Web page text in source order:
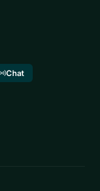
Chat